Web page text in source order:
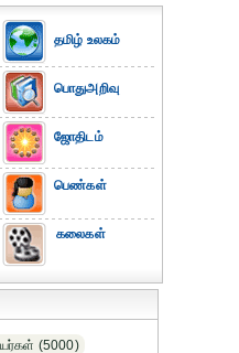
தமிழ் உலகம்
பொதுஅறிவு
ஜோதிடம்
பெண்கள்
கலைகள்
(5000)